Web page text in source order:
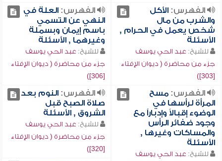
الفهرس:الأكل
والشرب من مال
شخص يعمل في الحرام ,
الأسئلة
للشيخ: عبد الحي يوسف
جزء من محاضرة ( ديوان الإفتاء
[303])
الفهرس:العلة في
النهي عن التسمي
باسم إيمان وبسملة
وغيرهما , الأسئلة
للشيخ: عبد الحي يوسف
جزء من محاضرة ( ديوان الإفتاء
[306])
الفهرس:مسح
المرأة لرأسها في
الوضوء إقبالاً وإدباراً مع
وجود ضفائر الرأس
والمساكات وغيرها ,
الأسئلة
للشيخ: عبد الحي يوسف
الفهرس:النوم بعد
صلاة الصبح قبل
الشروق , الأسئلة
للشيخ: عبد الحي يوسف
جزء من محاضرة ( ديوان الإفتاء
[320])